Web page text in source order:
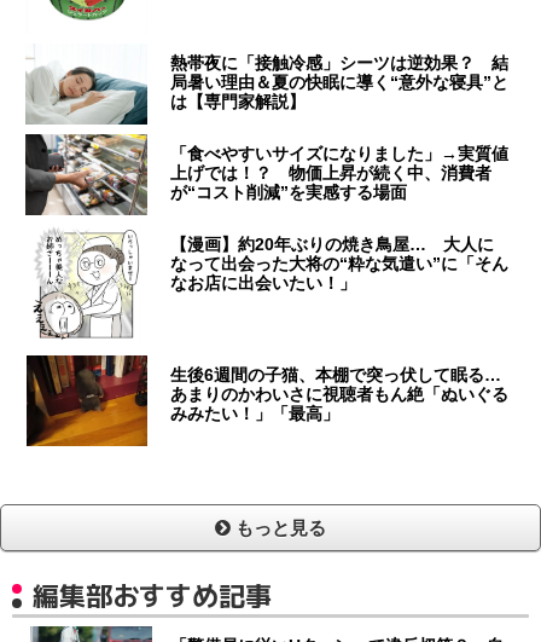
熱帯夜に「接触冷感」シーツは逆効果？ 結
局暑い理由＆夏の快眠に導く“意外な寝具”と
は【専門家解説】
「食べやすいサイズになりました」→実質値
上げでは！？ 物価上昇が続く中、消費者
が“コスト削減”を実感する場面
【漫画】約20年ぶりの焼き鳥屋… 大人に
なって出会った大将の“粋な気遣い”に「そん
なお店に出会いたい！」
生後6週間の子猫、本棚で突っ伏して眠る…
あまりのかわいさに視聴者もん絶「ぬいぐる
みみたい！」「最高」
もっと見る
編集部おすすめ記事